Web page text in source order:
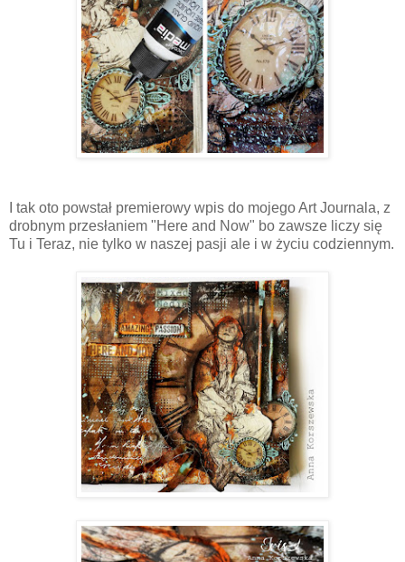
I tak oto powstał premierowy wpis do mojego Art Journala, z
drobnym przesłaniem "Here and Now" bo zawsze liczy się
Tu i Teraz, nie tylko w naszej pasji ale i w życiu codziennym.